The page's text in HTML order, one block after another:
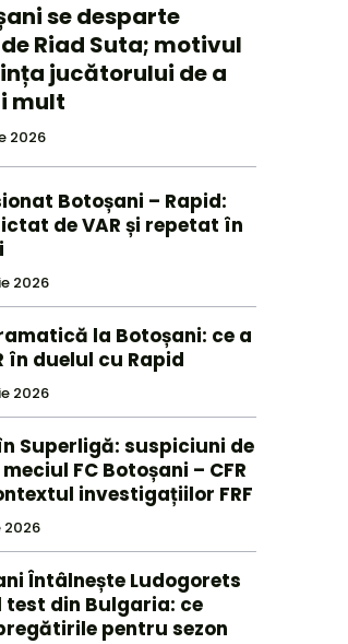
se desparte
Riad Suta; motivul
jucătorului de a
mult
2026
Botoșani – Rapid:
de VAR și repetat în
2026
la Botoșani: ce a
în duelul cu Rapid
2026
Superligă: suspiciuni de
FC Botoșani – CFR
investigațiilor FRF
2026
Întâlnește Ludogorets
din Bulgaria: ce
pentru sezon